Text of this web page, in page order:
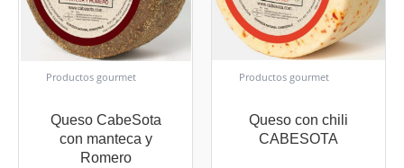
Productos gourmet
Queso CabeSota
con manteca y
Romero
Productos gourmet
Queso con chili
CABESOTA